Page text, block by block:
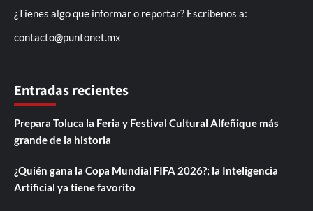
¿Tienes algo que informar o reportar? Escríbenos a:
contacto@puntonet.mx
Entradas recientes
Prepara Toluca la Feria y Festival Cultural Alfeñique más
grande de la historia
¿Quién gana la Copa Mundial FIFA 2026?; la Inteligencia
Artificial ya tiene favorito